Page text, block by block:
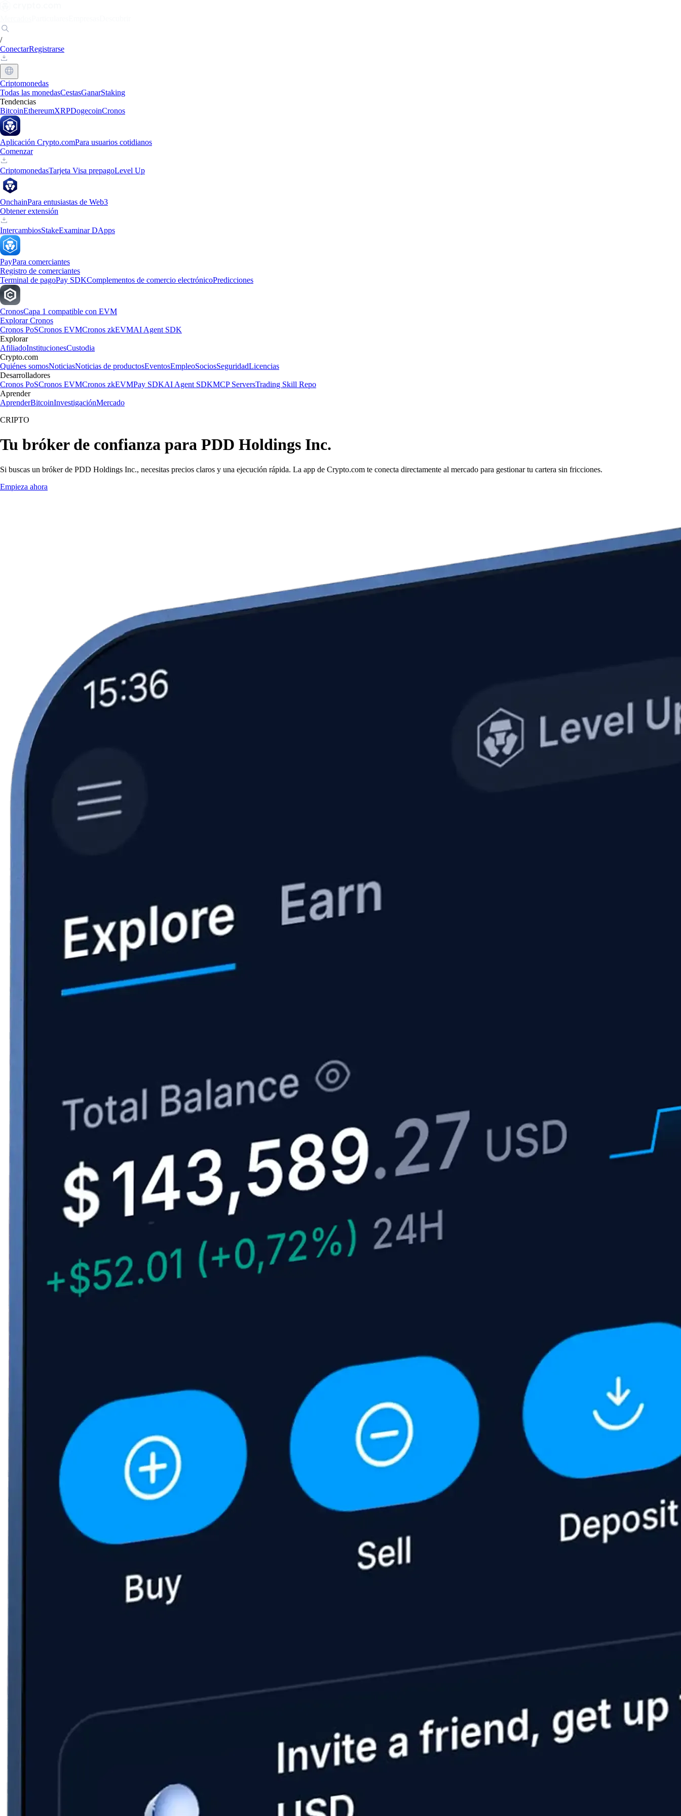
/
ConectarRegistrarse
Criptomonedas
Todas las monedasCestasGanarStaking
Tendencias
BitcoinEthereumXRPDogecoinCronos
Aplicación Crypto.comPara usuarios cotidianos
Comenzar
CriptomonedasTarjeta Visa prepagoLevel Up
OnchainPara entusiastas de Web3
Obtener extensión
IntercambiosStakeExaminar DApps
PayPara comerciantes
Registro de comerciantes
Terminal de pagoPay SDKComplementos de comercio electrónicoPredicciones
CronosCapa 1 compatible con EVM
Explorar Cronos
Cronos PoSCronos EVMCronos zkEVMAI Agent SDK
Explorar
AfiliadoInstitucionesCustodia
Crypto.com
Quiénes somosNoticiasNoticias de productosEventosEmpleoSociosSeguridadLicencias
Desarrolladores
Cronos PoSCronos EVMCronos zkEVMPay SDKAI Agent SDKMCP ServersTrading Skill Repo
Aprender
AprenderBitcoinInvestigaciónMercado
CRIPTO
Tu bróker de confianza para PDD Holdings Inc.
Si buscas un bróker de PDD Holdings Inc., necesitas precios claros y una ejecución rápida. La app de Crypto.com te conecta directamente al mercado para gestionar tu cartera sin fricciones.
Empieza ahora